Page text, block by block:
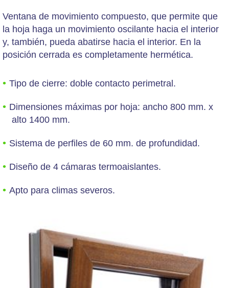
Ventana de movimiento compuesto, que permite que
la hoja haga un movimiento oscilante hacia el interior
y, también, pueda abatirse hacia el interior. En la
posición cerrada es completamente hermética.
Tipo de cierre: doble contacto perimetral.
Dimensiones máximas por hoja: ancho 800 mm. x
alto 1400 mm.
Sistema de perfiles de 60 mm. de profundidad.
Diseño de 4 cámaras termoaislantes.
Apto para climas severos.